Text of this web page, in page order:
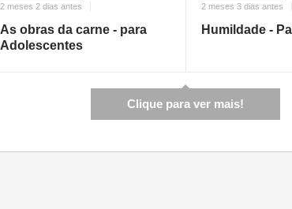
2 meses 2 dias antes
As obras da carne - para
Adolescentes
2 meses 3 dias antes
Humildade -
Clique para ver mais!